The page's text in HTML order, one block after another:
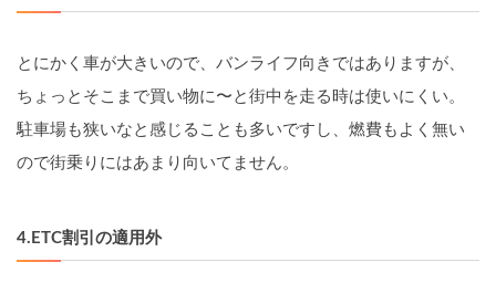
とにかく車が大きいので、バンライフ向きではありますが、
ちょっとそこまで買い物に〜と街中を走る時は使いにくい。
駐車場も狭いなと感じることも多いですし、燃費もよく無い
ので街乗りにはあまり向いてません。
4.ETC割引の適用外